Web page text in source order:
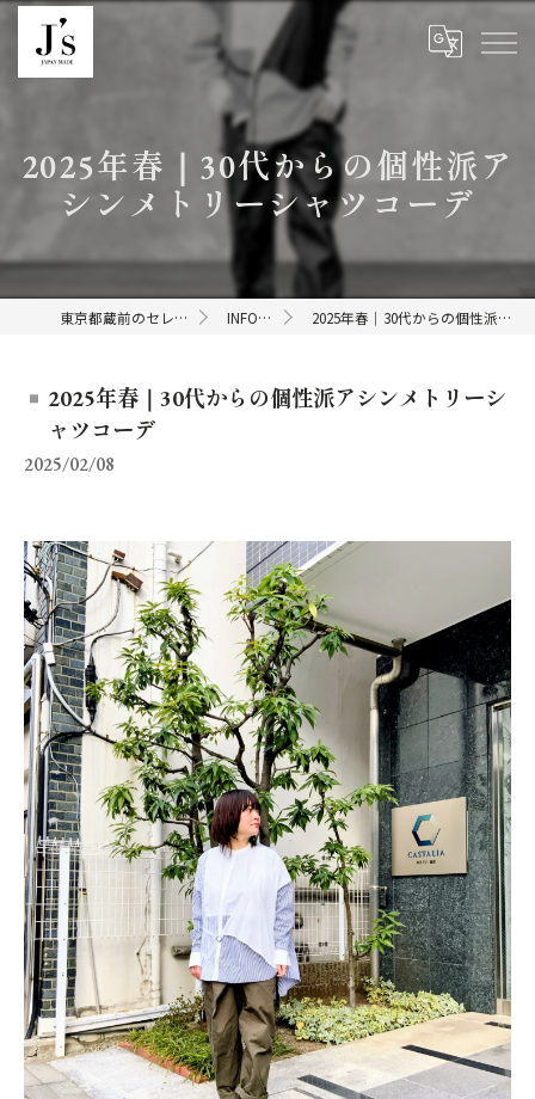
2025年春｜30代からの個性派ア
シンメトリーシャツコーデ
東京都蔵前のセレクトショップならJ's INFORMATION 2025年春｜30代からの個性派アシンメトリーシャツコーデ
2025年春｜30代からの個性派アシンメトリーシ
ャツコーデ
2025/02/08